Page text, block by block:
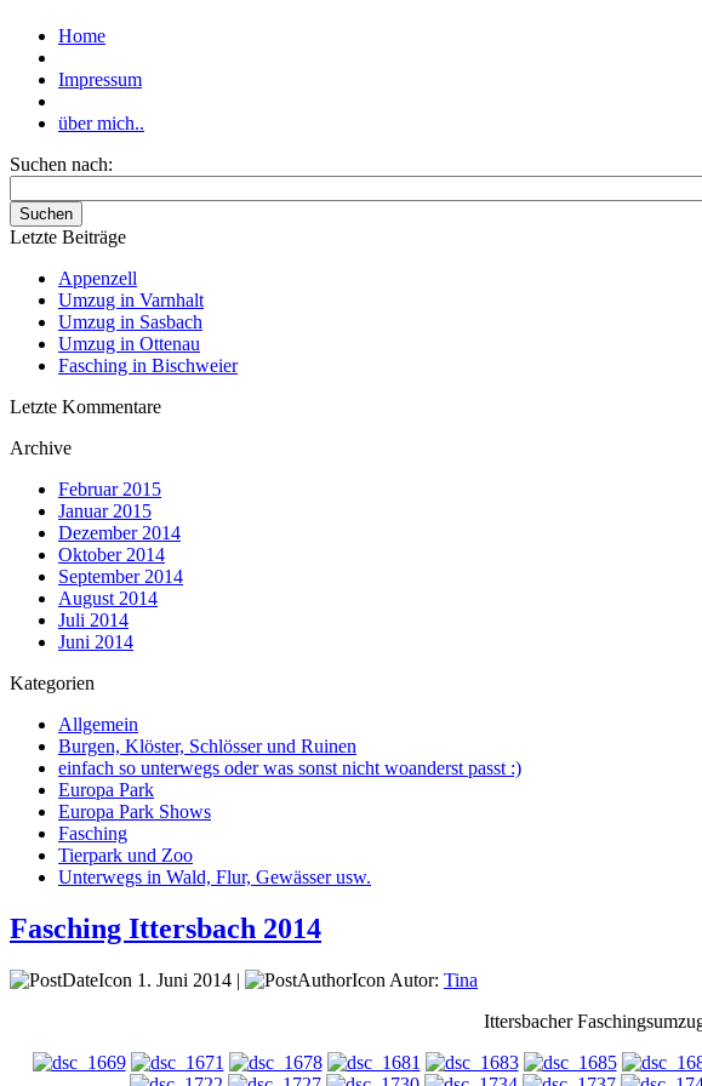
Home
Impressum
über mich..
Suchen nach:
Suchen
Letzte Beiträge
Appenzell
Umzug in Varnhalt
Umzug in Sasbach
Umzug in Ottenau
Fasching in Bischweier
Letzte Kommentare
Archive
Februar 2015
Januar 2015
Dezember 2014
Oktober 2014
September 2014
August 2014
Juli 2014
Juni 2014
Kategorien
Allgemein
Burgen, Klöster, Schlösser und Ruinen
einfach so unterwegs oder was sonst nicht woanderst passt :)
Europa Park
Europa Park Shows
Fasching
Tierpark und Zoo
Unterwegs in Wald, Flur, Gewässer usw.
Fasching Ittersbach 2014
1. Juni 2014 | Autor: Tina
Ittersbacher